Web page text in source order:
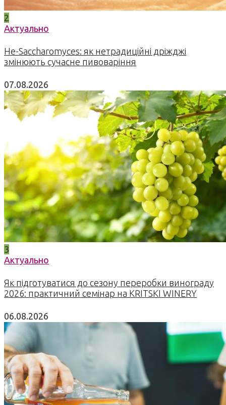
2
Актуально
Не-Saccharomyces: як нетрадиційні дріжджі
змінюють сучасне пивоваріння
07.08.2026
3
Актуально
Як підготуватися до сезону переробки винограду
2026: практичний семінар на KRITSKI WINERY
06.08.2026